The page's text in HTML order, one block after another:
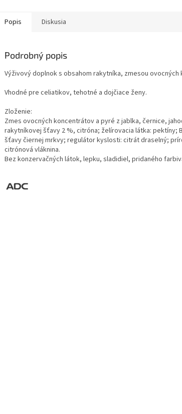
Popis Diskusia
Podrobný popis
Výživový doplnok s obsahom rakytníka, zmesou
Vhodné pre celiatikov, tehotné a dojčiace ženy.
Zloženie:
Zmes ovocných koncentrátov a pyré z jablka, černice,
rakytníkovej šťavy 2 %, citróna; želírovacia látka: pektíny;
šťavy čiernej mrkvy; regulátor kyslosti: citrát draselný;
citrónová vláknina.
Bez konzervačných látok, lepku, sladidiel, pridaného